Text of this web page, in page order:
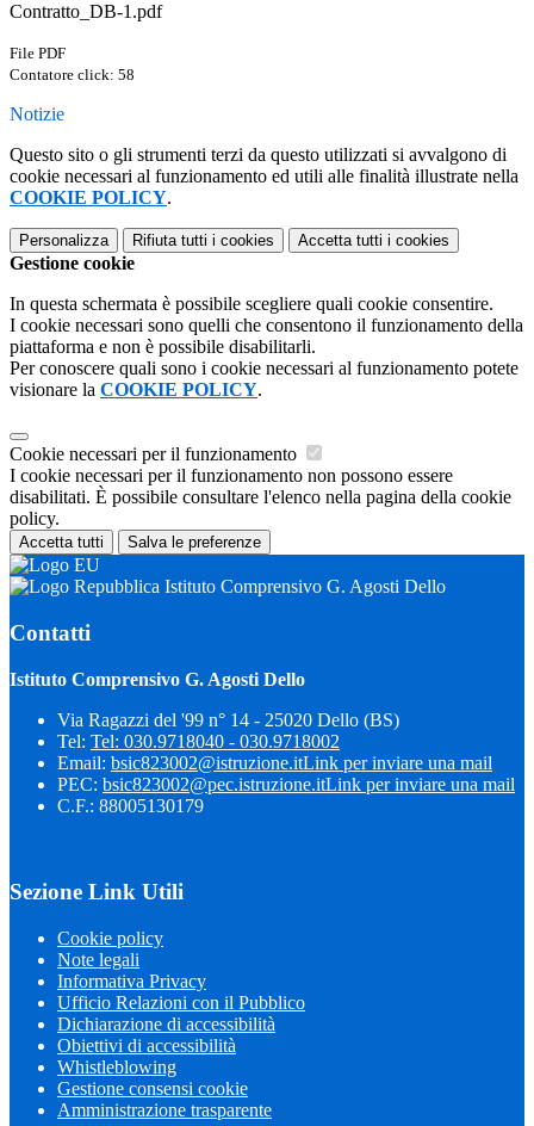
Contratto_DB-1.pdf
File PDF
Contatore click: 58
Notizie
Questo sito o gli strumenti terzi da questo utilizzati si avvalgono di
cookie necessari al funzionamento ed utili alle finalità illustrate nella
COOKIE POLICY.
Personalizza Rifiuta tutti i cookies Accetta tutti i cookies
Gestione cookie
In questa schermata è possibile scegliere quali cookie consentire.
I cookie necessari sono quelli che consentono il funzionamento della
piattaforma e non è possibile disabilitarli.
Per conoscere quali sono i cookie necessari al funzionamento potete
visionare la COOKIE POLICY.
Cookie necessari per il funzionamento
I cookie necessari per il funzionamento non possono essere
disabilitati. È possibile consultare l'elenco nella pagina della cookie
policy.
Accetta tutti Salva le preferenze
Istituto Comprensivo G. Agosti Dello
Contatti
Istituto Comprensivo G. Agosti Dello
Via Ragazzi del '99 n° 14 - 25020 Dello (BS)
Tel: Tel: 030.9718040 - 030.9718002
Email: bsic823002@istruzione.itLink per inviare una mail
PEC: bsic823002@pec.istruzione.itLink per inviare una mail
C.F.: 88005130179
Sezione Link Utili
Cookie policy
Note legali
Informativa Privacy
Ufficio Relazioni con il Pubblico
Dichiarazione di accessibilità
Obiettivi di accessibilità
Whistleblowing
Gestione consensi cookie
Amministrazione trasparente